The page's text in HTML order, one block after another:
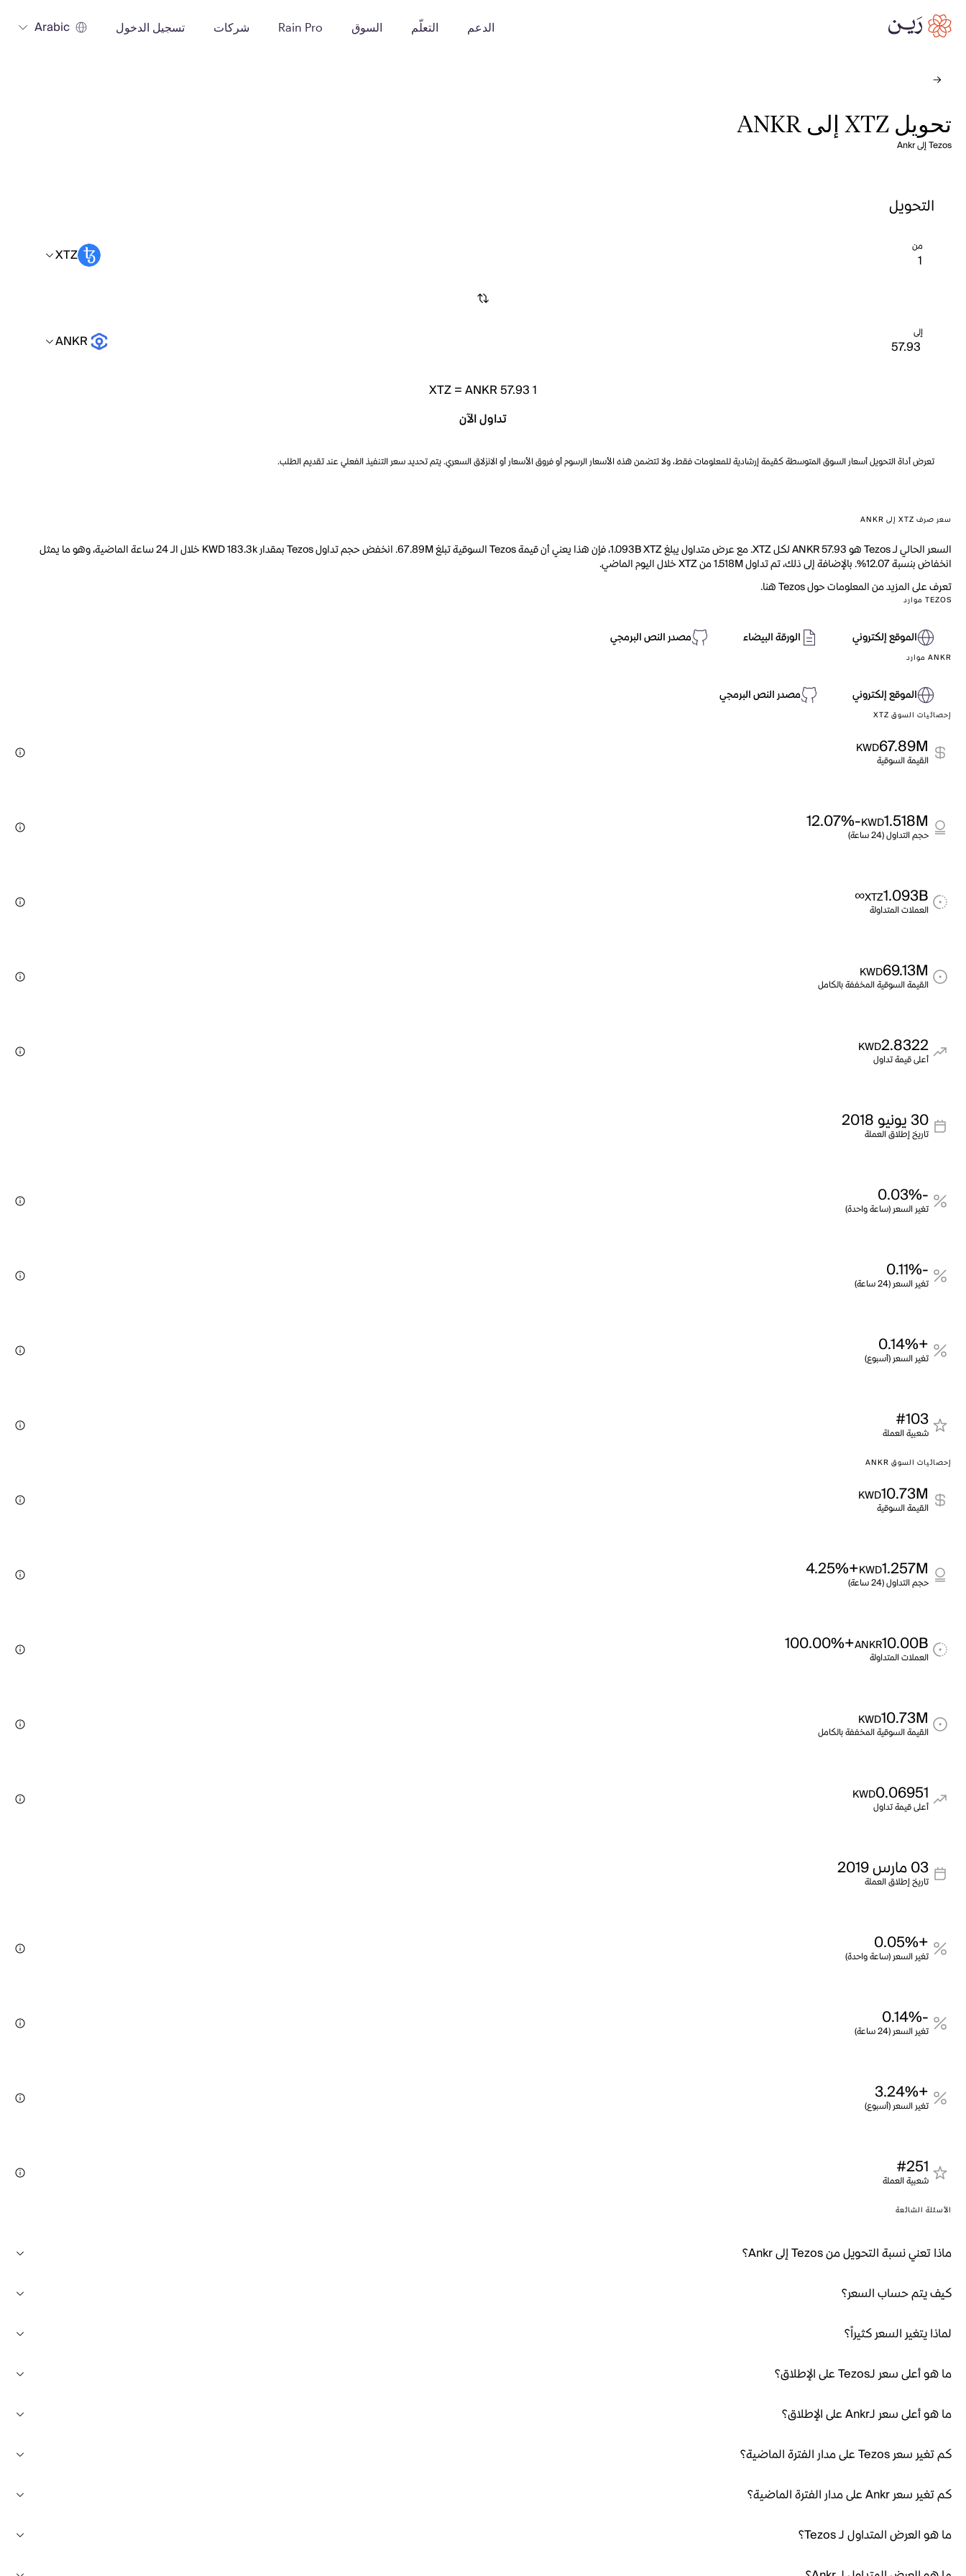
الدعم التعلّم السوق Rain Pro شركات تسجيل الدخول Arabic
تحويل XTZ إلى ANKR
Tezos إلى Ankr
التحويل
من XTZ
إلى ANKR
1
XTZ=ANKR 57.93
تداول الآن
تعرض أداة التحويل أسعار السوق المتوسطة كقيمة إرشادية للمعلومات فقط، ولا تتضمن هذه الأسعار الرسوم أو فروق الأسعار أو الانزلاق السعري. يتم تحديد سعر التنفيذ الفعلي عند تقديم الطلب.
سعر صرف XTZ إلى ANKR
السعر الحالي لـ Tezos هو ANKR 57.93 لكل XTZ. مع عرض متداول يبلغ 1.093B XTZ، فإن هذا يعني أن قيمة Tezos السوقية تبلغ 67.89M. انخفض حجم تداول Tezos بمقدار KWD 183.3k خلال الـ 24 ساعة الماضية، وهو ما يمثل
انخفاض بنسبة 12.07%. بالإضافة إلى ذلك، تم تداول 1.518M من XTZ خلال اليوم الماضي.
تعرف على المزيد من المعلومات حول Tezos هنا.
TEZOS موارد
الموقع إلكتروني الورقة البيضاء مصدر النص البرمجي
ANKR موارد
الموقع إلكتروني مصدر النص البرمجي
إحصائيات السوق XTZ
67.89M
KWD
القيمة السوقية
1.518M
KWD
-12.07%
حجم التداول (24 ساعة)
1.093B
XTZ
∞
العملات المتداولة
69.13M
KWD
القيمة السوقية المخففة بالكامل
2.8322
KWD
أعلى قيمة تداول
30 يونيو 2018
تاريخ إطلاق العملة
-0.03%
تغير السعر (ساعة واحدة)
-0.11%
تغير السعر (24 ساعة)
+0.14%
تغير السعر (أسبوع)
#103
شعبية العملة
إحصائيات السوق ANKR
10.73M
KWD
القيمة السوقية
1.257M
KWD
+4.25%
حجم التداول (24 ساعة)
10.00B
ANKR
+100.00%
العملات المتداولة
10.73M
KWD
القيمة السوقية المخففة بالكامل
0.06951
KWD
أعلى قيمة تداول
03 مارس 2019
تاريخ إطلاق العملة
+0.05%
تغير السعر (ساعة واحدة)
-0.14%
تغير السعر (24 ساعة)
+3.24%
تغير السعر (أسبوع)
#251
شعبية العملة
الأسئلة الشائعة
ماذا تعني نسبة التحويل من Tezos إلى Ankr؟
كيف يتم حساب السعر؟
لماذا يتغير السعر كثيراً؟
ما هو أعلى سعر لـTezos على الإطلاق؟
ما هو أعلى سعر لـAnkr على الإطلاق؟
كم تغير سعر Tezos على مدار الفترة الماضية؟
كم تغير سعر Ankr على مدار الفترة الماضية؟
ما هو العرض المتداول لـ Tezos؟